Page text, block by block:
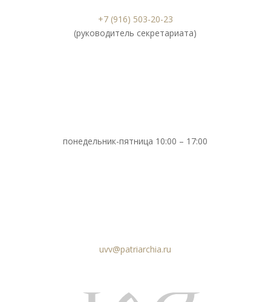
+7 (916) 503-20-23
(руководитель секретариата)
понедельник-пятница 10:00 – 17:00
uvv@patriarchia.ru